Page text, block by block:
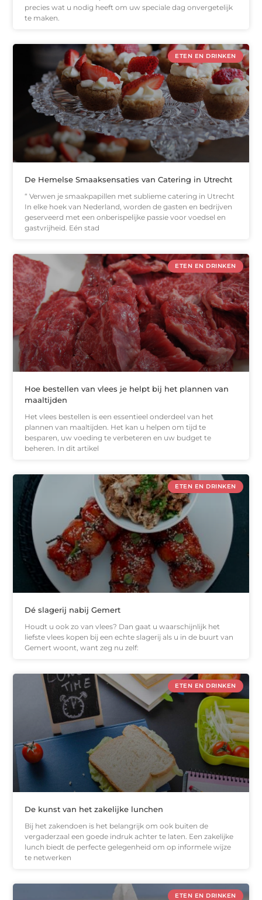
precies wat u nodig heeft om uw speciale dag onvergetelijk
te maken.
ETEN EN DRINKEN
De Hemelse Smaaksensaties van Catering in Utrecht
“ Verwen je smaakpapillen met sublieme catering in Utrecht
In elke hoek van Nederland, worden de gasten en bedrijven
geserveerd met een onberispelijke passie voor voedsel en
gastvrijheid. Eén stad
ETEN EN DRINKEN
Hoe bestellen van vlees je helpt bij het plannen van
maaltijden
Het vlees bestellen is een essentieel onderdeel van het
plannen van maaltijden. Het kan u helpen om tijd te
besparen, uw voeding te verbeteren en uw budget te
beheren. In dit artikel
ETEN EN DRINKEN
Dé slagerij nabij Gemert
Houdt u ook zo van vlees? Dan gaat u waarschijnlijk het
liefste vlees kopen bij een echte slagerij als u in de buurt van
Gemert woont, want zeg nu zelf:
ETEN EN DRINKEN
De kunst van het zakelijke lunchen
Bij het zakendoen is het belangrijk om ook buiten de
vergaderzaal een goede indruk achter te laten. Een zakelijke
lunch biedt de perfecte gelegenheid om op informele wijze
te netwerken
ETEN EN DRINKEN